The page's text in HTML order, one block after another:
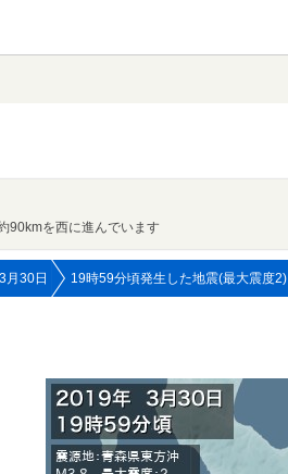
90kmを西に進んでいます
月30日 19時59分頃発生した地震(最大震度2)